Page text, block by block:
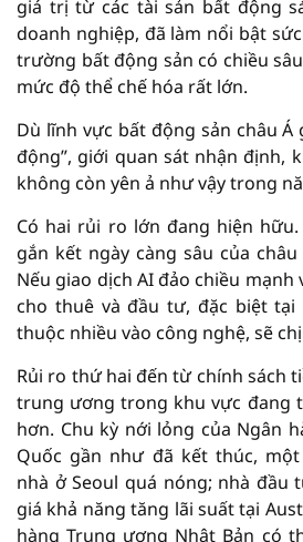
giá trị từ các tài sản bất động
doanh nghiệp, đã làm nổi bật
trường bất động sản có chiều
mức độ thể chế hóa rất lớn.
Dù lĩnh vực bất động sản châu Á
động”, giới quan sát nhận định,
không còn yên ả như vậy trong
Có hai rủi ro lớn đang hiện
gắn kết ngày càng sâu của
Nếu giao dịch AI đảo chiều
cho thuê và đầu tư, đặc biệt
thuộc nhiều vào công nghệ, sẽ
Rủi ro thứ hai đến từ chính sách
trung ương trong khu vực đang
hơn. Chu kỳ nới lỏng của Ngân
Quốc gần như đã kết thúc,
nhà ở Seoul quá nóng; nhà đầu
giá khả năng tăng lãi suất tại
hàng Trung ương Nhật Bản có